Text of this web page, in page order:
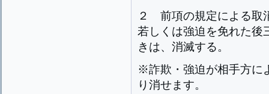
２ 前項の規定による取
若しくは強迫を免れた後
きは、消滅する。
※詐欺・強迫が相手方に
り消せます。